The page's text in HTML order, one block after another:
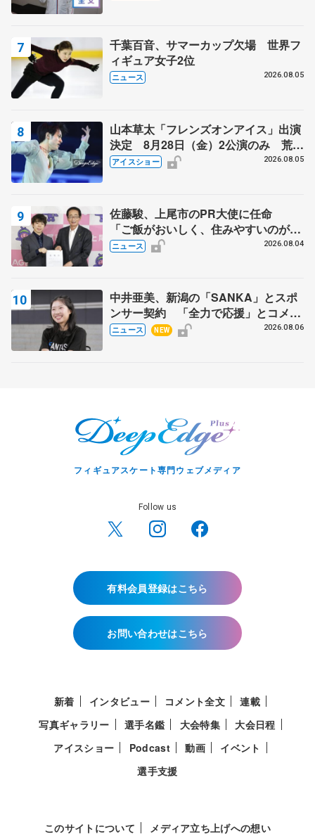
千葉百音、サマーカップ欠場 世界フ
ィギュア女子2位
ニュース 2026.08.05
山本草太「フレンズオンアイス」出演
決定 8月28日（金）2公演のみ 荒川
静香さんプロデュース、20周年のアイ
アイスショー 2026.08.05
佐藤駿、上尾市のPR大使に任命
「ご飯がおいしく、住みやすいのが魅
力」
ニュース 2026.08.04
中井亜美、新潟の「SANKA」とスポ
ンサー契約 「全力で応援」とコメン
ト
ニュース NEW 2026.08.06
フィギュアスケート専門ウェブメディア
Follow us
有料会員登録はこちら
お問い合わせはこちら
新着 インタビュー コメント全文
連載
写真ギャラリー
選手名鑑 大会特集
大会日程
アイスショー
Podcast 動画
イベント
選手支援
このサイトについて メディア立ち上げへの想い